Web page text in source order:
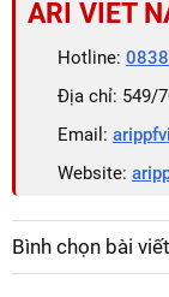
ARI VIET
Hotline:
Địa chỉ: 549/
Email:
Website:
Bình chọn bài